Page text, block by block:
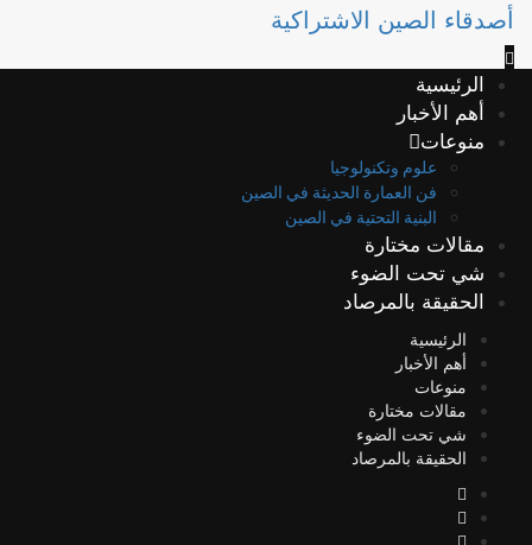
أصدقاء الصين الاشتراكية
الرئيسية
أهم الأخبار
منوعات
علوم وتكنولوجيا
فن العمارة الحديثة في الصين
البنية التحتية في الصين
مقالات مختارة
شي تحت الضوء
الحقيقة بالمرصاد
الرئيسية
أهم الأخبار
منوعات
مقالات مختارة
شي تحت الضوء
الحقيقة بالمرصاد